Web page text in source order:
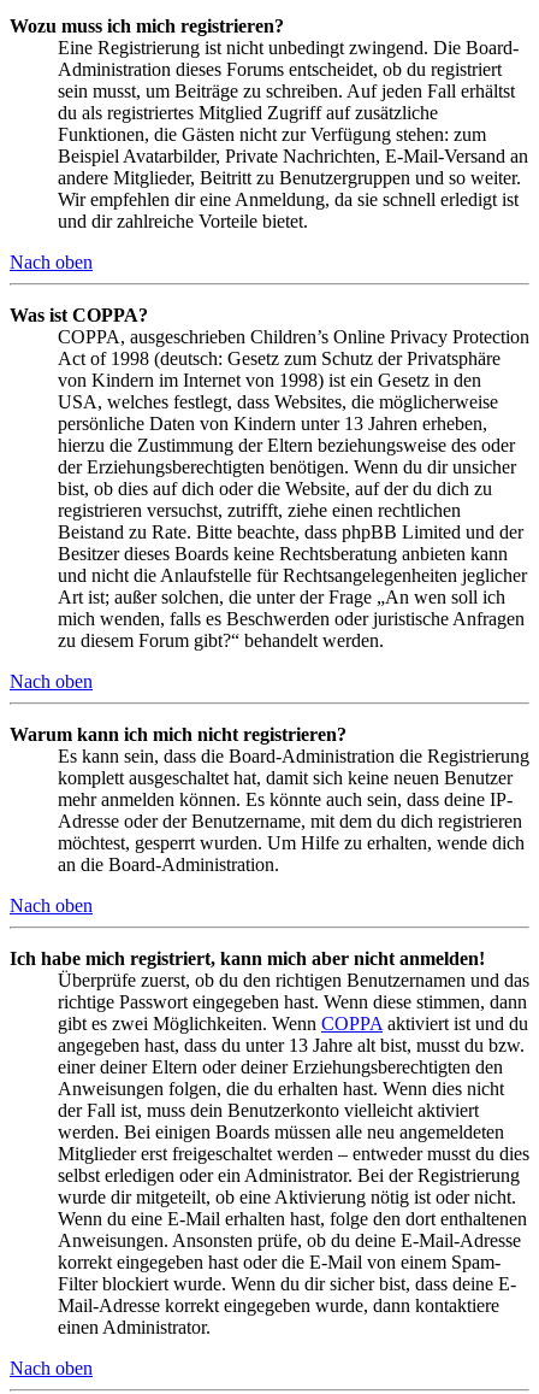
Wozu muss ich mich registrieren?
Eine Registrierung ist nicht unbedingt zwingend. Die Board-
Administration dieses Forums entscheidet, ob du registriert
sein musst, um Beiträge zu schreiben. Auf jeden Fall erhältst
du als registriertes Mitglied Zugriff auf zusätzliche
Funktionen, die Gästen nicht zur Verfügung stehen: zum
Beispiel Avatarbilder, Private Nachrichten, E-Mail-Versand an
andere Mitglieder, Beitritt zu Benutzergruppen und so weiter.
Wir empfehlen dir eine Anmeldung, da sie schnell erledigt ist
und dir zahlreiche Vorteile bietet.
Nach oben
Was ist COPPA?
COPPA, ausgeschrieben Children’s Online Privacy Protection
Act of 1998 (deutsch: Gesetz zum Schutz der Privatsphäre
von Kindern im Internet von 1998) ist ein Gesetz in den
USA, welches festlegt, dass Websites, die möglicherweise
persönliche Daten von Kindern unter 13 Jahren erheben,
hierzu die Zustimmung der Eltern beziehungsweise des oder
der Erziehungsberechtigten benötigen. Wenn du dir unsicher
bist, ob dies auf dich oder die Website, auf der du dich zu
registrieren versuchst, zutrifft, ziehe einen rechtlichen
Beistand zu Rate. Bitte beachte, dass phpBB Limited und der
Besitzer dieses Boards keine Rechtsberatung anbieten kann
und nicht die Anlaufstelle für Rechtsangelegenheiten jeglicher
Art ist; außer solchen, die unter der Frage „An wen soll ich
mich wenden, falls es Beschwerden oder juristische Anfragen
zu diesem Forum gibt?“ behandelt werden.
Nach oben
Warum kann ich mich nicht registrieren?
Es kann sein, dass die Board-Administration die Registrierung
komplett ausgeschaltet hat, damit sich keine neuen Benutzer
mehr anmelden können. Es könnte auch sein, dass deine IP-
Adresse oder der Benutzername, mit dem du dich registrieren
möchtest, gesperrt wurden. Um Hilfe zu erhalten, wende dich
an die Board-Administration.
Nach oben
Ich habe mich registriert, kann mich aber nicht anmelden!
Überprüfe zuerst, ob du den richtigen Benutzernamen und das
richtige Passwort eingegeben hast. Wenn diese stimmen, dann
gibt es zwei Möglichkeiten. Wenn COPPA aktiviert ist und du
angegeben hast, dass du unter 13 Jahre alt bist, musst du bzw.
einer deiner Eltern oder deiner Erziehungsberechtigten den
Anweisungen folgen, die du erhalten hast. Wenn dies nicht
der Fall ist, muss dein Benutzerkonto vielleicht aktiviert
werden. Bei einigen Boards müssen alle neu angemeldeten
Mitglieder erst freigeschaltet werden – entweder musst du dies
selbst erledigen oder ein Administrator. Bei der Registrierung
wurde dir mitgeteilt, ob eine Aktivierung nötig ist oder nicht.
Wenn du eine E-Mail erhalten hast, folge den dort enthaltenen
Anweisungen. Ansonsten prüfe, ob du deine E-Mail-Adresse
korrekt eingegeben hast oder die E-Mail von einem Spam-
Filter blockiert wurde. Wenn du dir sicher bist, dass deine E-
Mail-Adresse korrekt eingegeben wurde, dann kontaktiere
einen Administrator.
Nach oben